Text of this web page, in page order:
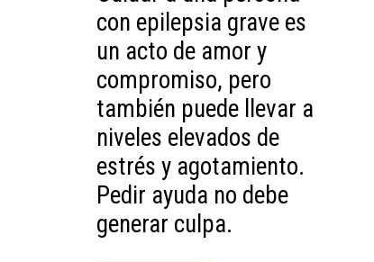
con epilepsia grave es
un acto de amor y
compromiso, pero
también puede llevar a
niveles elevados de
estrés y agotamiento.
Pedir ayuda no debe
generar culpa.